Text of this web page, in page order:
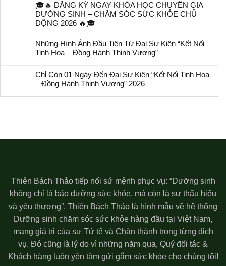
🎓🔥 ĐĂNG KÝ NGAY KHÓA HỌC CHUYÊN GIA
DƯỠNG SINH – CHĂM SÓC SỨC KHỎE CHỦ
ĐỘNG 2026 🔥🎓
Những Hình Ảnh Đầu Tiên Từ Đại Sự Kiện “Kết Nối
Tinh Hoa – Đồng Hành Thịnh Vượng”
Chỉ Còn 01 Ngày Đến Đại Sự Kiện “Kết Nối Tinh Hoa
– Đồng Hành Thịnh Vượng” 2026
Thiên Bách Thảo tiếp nối sứ mệnh phục vụ: “Dưỡng sinh
không chỉ là bảo dưỡng sức khỏe, mà còn là sự thấu hiểu
và yêu thương”. Thiên Bách Thảo là hình mẫu về hệ thống
Dưỡng sinh chăm sóc sức khỏe hàng đầu tại Việt Nam,
mang giá trị của sự Tử tế và Chân thành trong từng dịch
vụ. Đó cũng là lý do vì những năm qua, Quý đối tác &
Khách hàng luôn yên tâm gửi gắm sức khỏe cho chúng tôi!